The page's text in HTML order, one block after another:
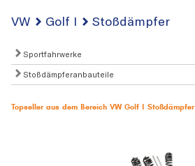
VW Golf I Stoßdämpfer
Sportfahrwerke
Stoßdämpferanbauteile
Topseller aus dem Bereich VW Golf I Stoßdämpfer